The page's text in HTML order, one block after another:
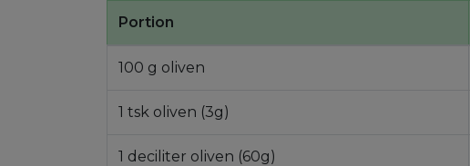
Portion
100 g oliven
1 tsk oliven (3g)
1 deciliter oliven (60g)